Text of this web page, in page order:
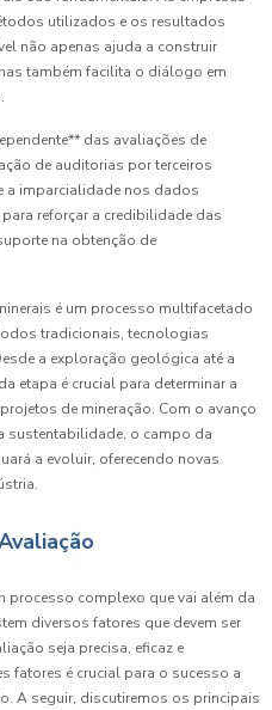
utilizados e os resultados
não apenas ajuda a construir
também facilita o diálogo em
das avaliações de
de auditorias por terceiros
a imparcialidade nos dados
reforçar a credibilidade das
na obtenção de
é um processo multifacetado
tradicionais, tecnologias
a exploração geológica até a
etapa é crucial para determinar a
de mineração. Com o avanço
sustentabilidade, o campo da
a evoluir, oferecendo novas
processo complexo que vai além da
diversos fatores que devem ser
seja precisa, eficaz e
fatores é crucial para o sucesso a
A seguir, discutiremos os principais